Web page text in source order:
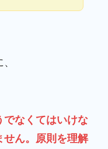
でなくてはいけな
せん。原則を理解